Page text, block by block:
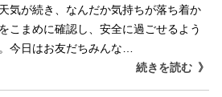
気が続き、なんだか気持ちが落ち着か
こまめに確認し、安全に過ごせるよう
今日はお友だちみんな…
続きを読む